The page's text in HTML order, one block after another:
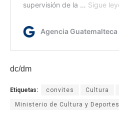
dc/dm
Etiquetas: convites Cultura
Ministerio de Cultura y Deportes